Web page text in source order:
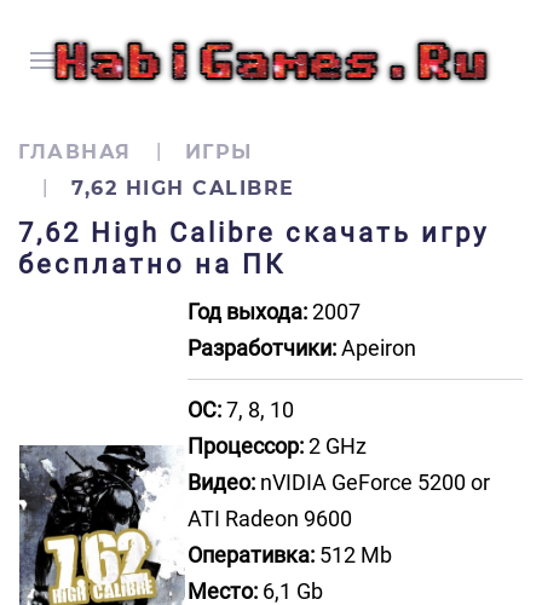
ГЛАВНАЯ
ИГРЫ
7,62 HIGH CALIBRE
7,62 High Calibre скачать игру
бесплатно на ПК
Год выхода:2007
Разработчики:Apeiron
ОС:7, 8, 10
Процессор:2 GHz
Видео: nVIDIA GeForce 5200 or
ATI Radeon 9600
Оперативка: 512 Mb
Место: 6,1 Gb